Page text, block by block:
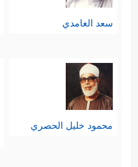
سعد الغامدي
محمود خليل الحصري